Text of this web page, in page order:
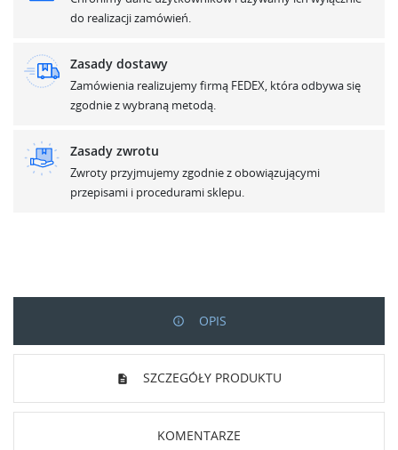
do realizacji zamówień.
Zasady dostawy
Zamówienia realizujemy firmą FEDEX, która odbywa się
zgodnie z wybraną metodą.
Zasady zwrotu
Zwroty przyjmujemy zgodnie z obowiązującymi
przepisami i procedurami sklepu.
OPIS
SZCZEGÓŁY PRODUKTU
KOMENTARZE